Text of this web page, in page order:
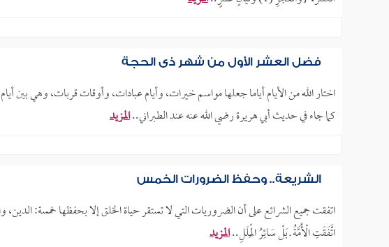
فضل العشر الأول من شهر ذي الحجة
اختار الله من الأيام أياما جعلها مواسم خيرات، وأيام عبادات، وأوقات قربات، وهي بين
كما جاء في حديث أبي هريرة رضي الله عنه عند الطبراني..المزيد
الشريعة.. وحفظ الضرورات الخمس
اتفقت جميع الشرائع على أن الضروريات التي لا تستقر حياة الخلق إلا بحفظها خمسة:
اتَّفَقَتِ الْأُمَّةُ ـ بَلْ سَائِرُ الْمِلَلِ..المزيد